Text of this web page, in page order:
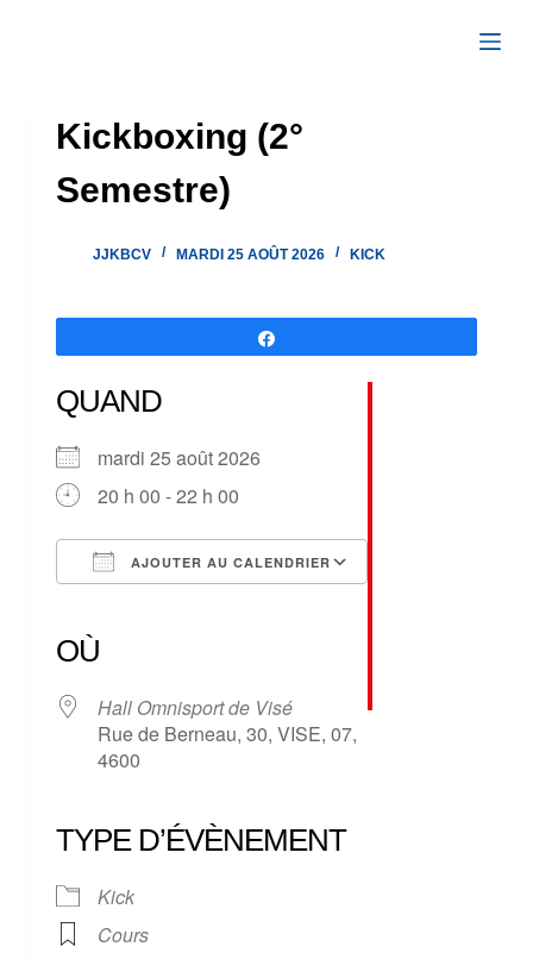
Kickboxing (2°
Semestre)
JJKBCV MARDI 25 AOÛT 2026 KICK
QUAND
mardi 25 août 2026
20 h 00 - 22 h 00
AJOUTER AU CALENDRIER
OÙ
Hall Omnisport de Visé
Rue de Berneau, 30, VISE, 07,
4600
TYPE D’ÉVÈNEMENT
Kick
Cours